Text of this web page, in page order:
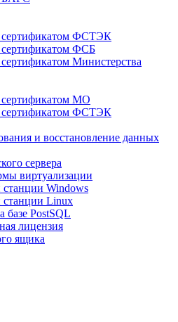
сертификатом ФСТЭК
сертификатом ФСБ
Министерства
сертификатом МО
сертификатом ФСТЭК
и восстановление данных
сервера
виртуализации
станции Windows
станции Linux
PostSQL
лицензия
ящика